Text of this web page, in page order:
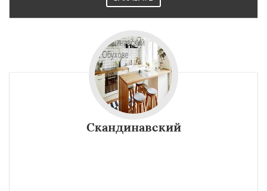
Скандинавский